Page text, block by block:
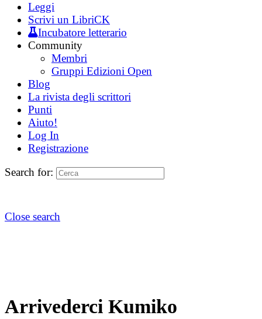
Leggi
Scrivi un LibriCK
Incubatore letterario
Community
Membri
Gruppi Edizioni Open
Blog
La rivista degli scrittori
Punti
Aiuto!
Log In
Registrazione
Search for:
Close search
Arrivederci Kumiko